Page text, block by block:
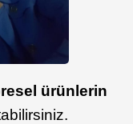
ürünlerin